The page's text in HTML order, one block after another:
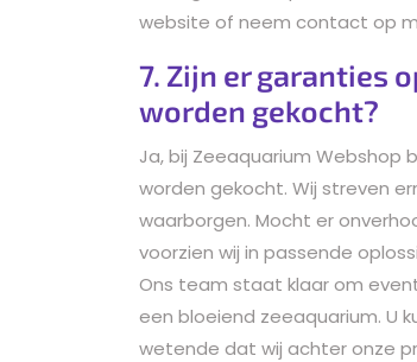
website of neem contact op
7. Zijn er garanties
worden gekocht?
Ja, bij Zeeaquarium Webshop
worden gekocht. Wij streven
waarborgen. Mocht er
voorzien wij in passende
Ons team staat klaar om
een bloeiend zeeaquarium. U
wetende dat wij achter onze